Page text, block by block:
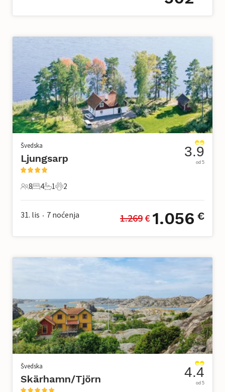
Švedska
Ljungsarp
8 Gosti
8
4 Spavaće sobe
4
1 Kupaonica
1
2 Kućni ljubimac
2
3.9
od 5
31. lis • 7 noćenja 1.269 € 1.056 €
Švedska
Skärhamn/Tjörn 4.4
od 5